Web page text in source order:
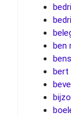
ben
bert